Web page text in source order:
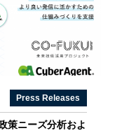
Press Releases
策ニーズ分析およ